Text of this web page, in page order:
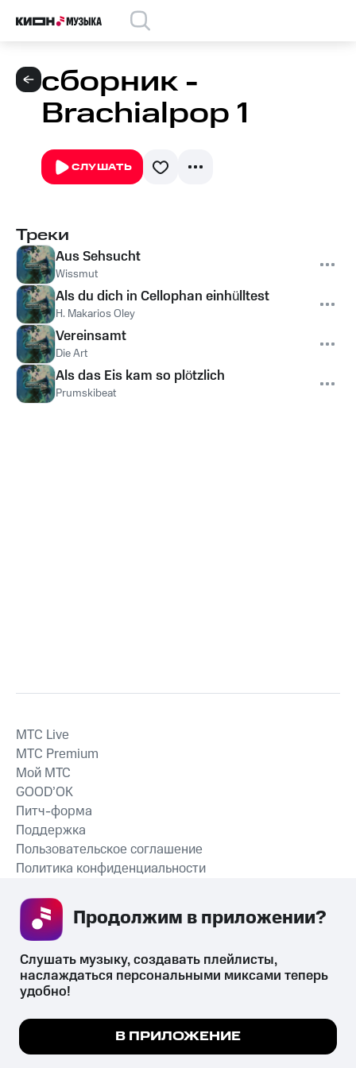
сборник -
Brachialpop 1
СЛУШАТЬ
Треки
Aus Sehsucht
Wissmut
Als du dich in Cellophan einhülltest
H. Makarios Oley
Vereinsamt
Die Art
Als das Eis kam so plötzlich
Prumskibeat
СКАЧАТЬ ПРИЛОЖЕНИЕ
MTС Live
MTС Premium
Мой МТС
GOOD’OK
Питч-форма
Поддержка
Пользовательское соглашение
Политика конфиденциальности
психотропных веществ, их аналогов причиняет вред здоровью,
их незаконный оборот запрещён и влечёт установленную
законодательством ответственность.
Мы используем куки, чтобы на сайте все
Подробнее
Слушать музыку, создавать плейлисты,
наслаждаться персональными миксами теперь
удобно!
В ПРИЛОЖЕНИЕ